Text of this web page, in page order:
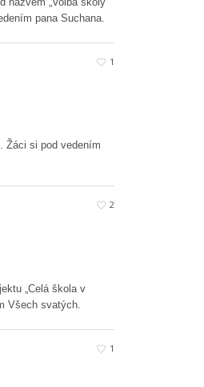
pana Suchana.
1
Žáci si pod vedením
2
„Celá škola v
Všech svatých.
1